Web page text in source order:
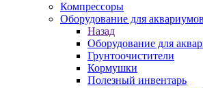
Компрессоры
Оборудование для аквариумов
Назад
Оборудование для
Грунтоочистители
Кормушки
Полезный инвентарь